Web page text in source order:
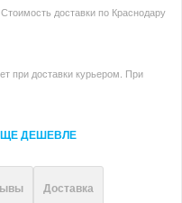
доставки по Краснодару
при доставки курьером. При
ДЕШЕВЛЕ
Доставка